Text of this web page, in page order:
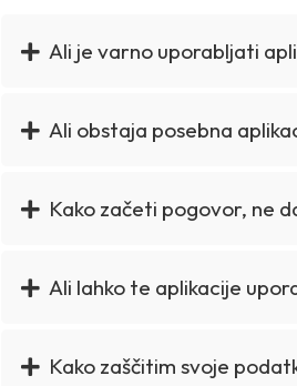
Ali je varno uporabljati
Ali obstaja posebna
Kako začeti pogovor, ne
Ali lahko te aplikacije
Kako zaščitim svoje